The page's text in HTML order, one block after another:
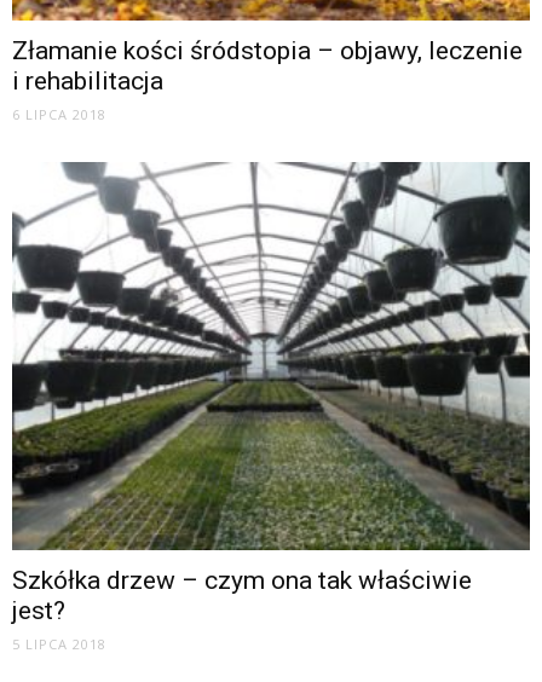
Złamanie kości śródstopia – objawy, leczenie
i rehabilitacja
6 LIPCA 2018
Szkółka drzew – czym ona tak właściwie
jest?
5 LIPCA 2018